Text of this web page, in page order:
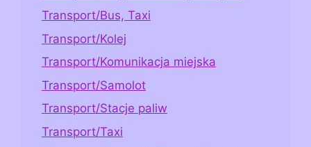
Transport/Bus, Taxi
Transport/Kolej
Transport/Komunikacja miejska
Transport/Samolot
Transport/Stacje paliw
Transport/Taxi